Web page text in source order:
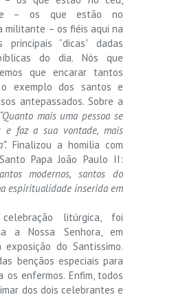
– os que estão no
militante – os fiéis aqui na
“dicas” dadas
do dia. Nós que
que encarar tantos
o exemplo dos santos e
antepassados. Sobre a
“Quanto mais uma pessoa se
e faz a sua vontade, mais
Finalizou a homilia com
Papa João Paulo II:
modernos, santos do
espiritualidade inserida em
litúrgica, foi
a Nossa Senhora, em
do Santíssimo.
bençãos especiais para
os enfermos. Enfim, todos
dos dois celebrantes e